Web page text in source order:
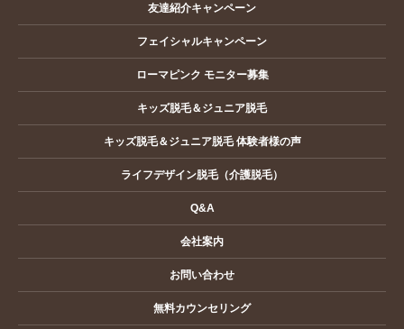
友達紹介キャンペーン
フェイシャルキャンペーン
ローマピンク モニター募集
キッズ脱毛＆ジュニア脱毛
キッズ脱毛＆ジュニア脱毛 体験者様の声
ライフデザイン脱毛（介護脱毛）
Q&A
会社案内
お問い合わせ
無料カウンセリング